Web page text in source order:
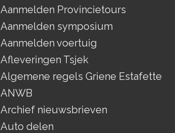
Aanmelden Provincietours
Aanmelden symposium
Aanmelden voertuig
Afleveringen Tsjek
Algemene regels Griene Estafette
ANWB
Archief nieuwsbrieven
Auto delen